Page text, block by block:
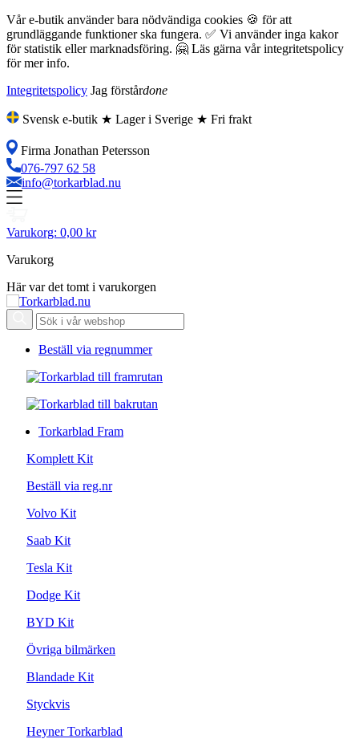
Vår e-butik använder bara nödvändiga cookies 🍪 för att
grundläggande funktioner ska fungera. ✅ Vi använder inga kakor
för statistik eller marknadsföring. 🤗 Läs gärna vår integritetspolicy
för mer info.
Integritetspolicy Jag förstårdone
Svensk e-butik ★ Lager i Sverige ★ Fri frakt
Firma Jonathan Petersson
076-797 62 58
info@torkarblad.nu
Varukorg: 0,00 kr
Varukorg
Här var det tomt i varukorgen
Beställ via regnummer
Torkarblad Fram
Komplett Kit
Beställ via reg.nr
Volvo Kit
Saab Kit
Tesla Kit
Dodge Kit
BYD Kit
Övriga bilmärken
Blandade Kit
Styckvis
Heyner Torkarblad